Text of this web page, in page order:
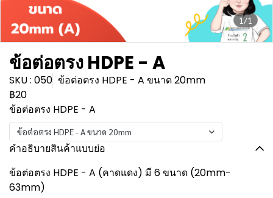
1/1
ข้อต่อตรง HDPE - A
SKU : 050 ข้อต่อตรง HDPE - A ขนาด 20mm
฿20
ข้อต่อตรง HDPE - A
ข้อต่อตรง HDPE - A ขนาด 20mm
คำอธิบายสินค้าแบบย่อ
ข้อต่อตรง HDPE - A (คาดแดง) มี 6 ขนาด (20mm-
63mm)